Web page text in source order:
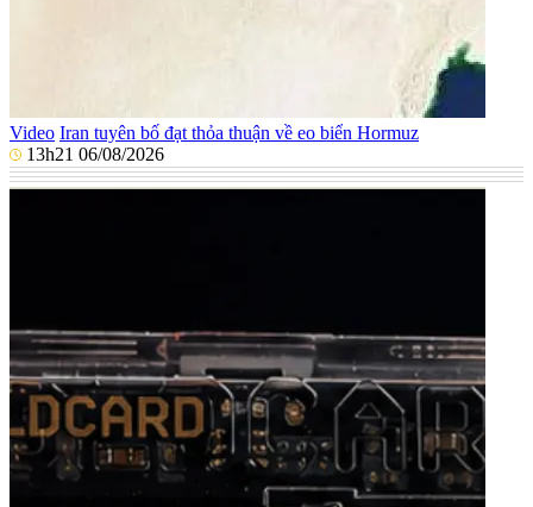
Video Iran tuyên bố đạt thỏa thuận về eo biển Hormuz
13h21 06/08/2026